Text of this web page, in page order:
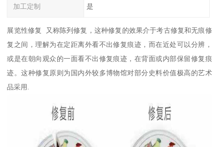
加工定制 是
展览性修复 又称陈列修复，这种修复的效果介于考古修复和无痕修
复之间，理解为在定距离外看不出修复痕迹，而在近处可以分辨，
或是在朝向观众的一面看不出修复痕迹，在背面或内部保留修复痕
迹。这种修复原则为国内外较多博物馆对部分史料价值极高的艺术
品采用.